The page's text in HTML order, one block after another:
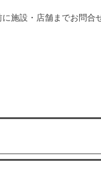
施設・店舗までお問合